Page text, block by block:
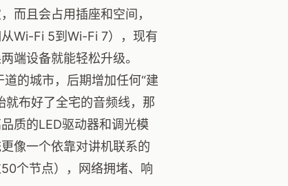
而且会占用插座和空间，
Wi-Fi 5到Wi-Fi 7），现有
端设备就能轻松升级。
的城市，后期增加任何“建
就布好了全宅的音频线，那
质的LED驱动器和调光模
像一个依靠对讲机联系的
个节点），网络拥堵、响